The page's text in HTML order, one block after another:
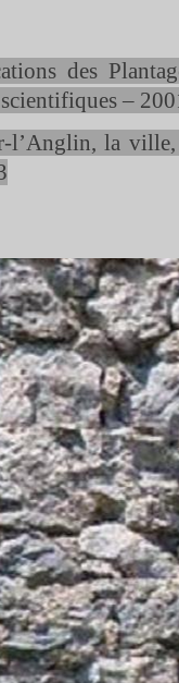
des
–
l’Anglin, la ville,